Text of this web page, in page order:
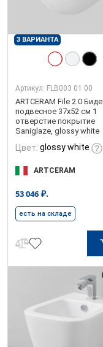
3 ВАРИАНТА
Артикул: FLB003 01 00
ARTCERAM File 2.0 Биде
подвесное 37х52 см 1
отверстие покрытие
Saniglaze, glossy white
Цвет: glossy white
ARTCERAM
53 046 ₽.
есть на складе